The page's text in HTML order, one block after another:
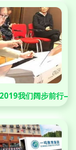
我们阔步前行